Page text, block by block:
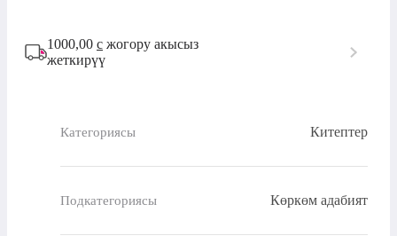
1000,00 с жогору акысыз
жеткирүү
Категориясы Китептер
Подкатегориясы Көркөм адабият